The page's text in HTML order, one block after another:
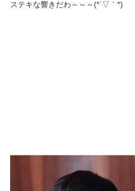
ステキな響きだわ～～～(*´▽｀*)